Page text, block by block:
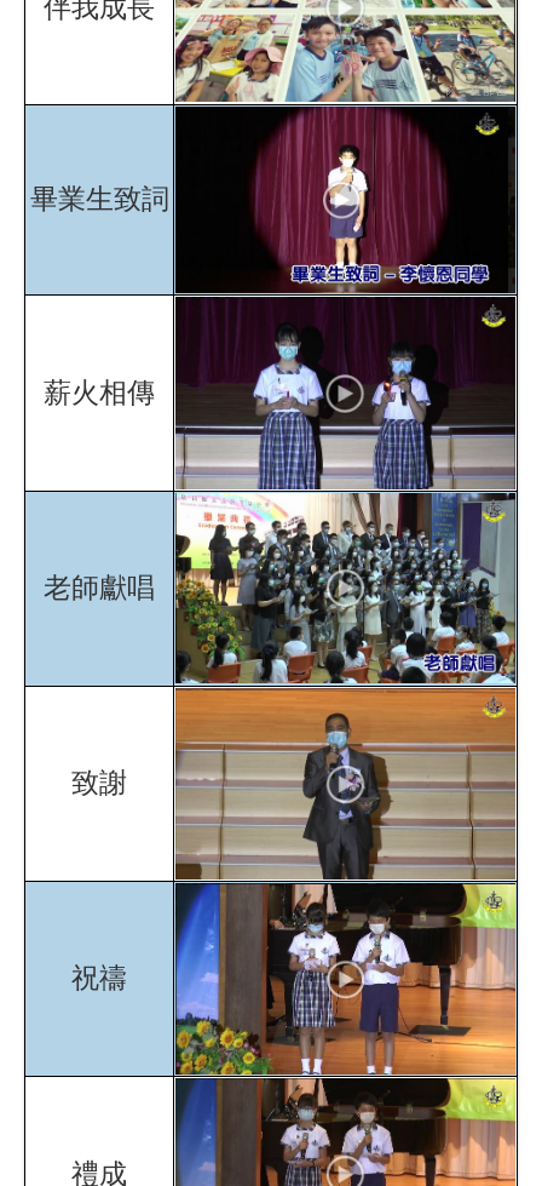
伴我成長
畢業生致詞
薪火相傳
老師獻唱
致謝
祝禱
禮成